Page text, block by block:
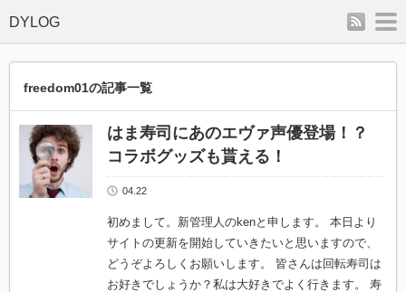
rss
freedom01の記事一覧
はま寿司にあのエヴァ声優登場！？
コラボグッズも貰える！
04.22
初めまして。新管理人のkenと申します。 本日より
サイトの更新を開始していきたいと思いますので、
どうぞよろしくお願いします。 皆さんは回転寿司は
お好きでしょうか？私は大好きでよく行きます。 寿